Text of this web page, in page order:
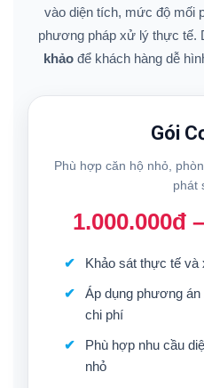
vào diện tích, mức độ mối
phương pháp xử lý thực tế.
khảo để khách hàng dễ
Gói
Phù hợp căn hộ nhỏ,
phát
1.000.000đ
Khảo sát thực tế
Áp dụng phương
chi phí
Phù hợp nhu cầu
nhỏ